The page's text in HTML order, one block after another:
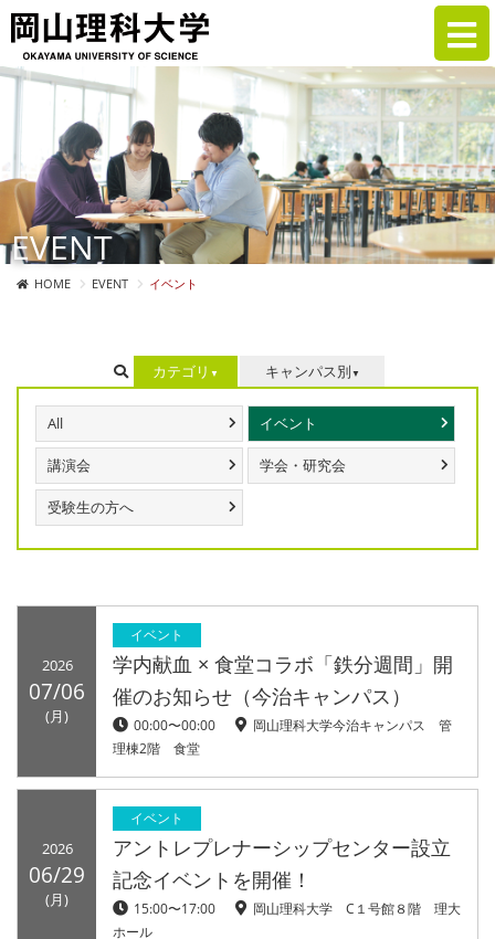
EVENT
HOME EVENT イベント
カテゴリ キャンパス別
All イベント
講演会 学会・研究会
受験生の方へ
2026
07/06
(月)
イベント
学内献血 × 食堂コラボ「鉄分週間」開
催のお知らせ（今治キャンパス）
00:00〜00:00
岡山理科大学今治キャンパス 管
理棟2階 食堂
2026
06/29
(月)
イベント
アントレプレナーシップセンター設立
記念イベントを開催！
15:00〜17:00
岡山理科大学 C１号館８階 理大
ホール